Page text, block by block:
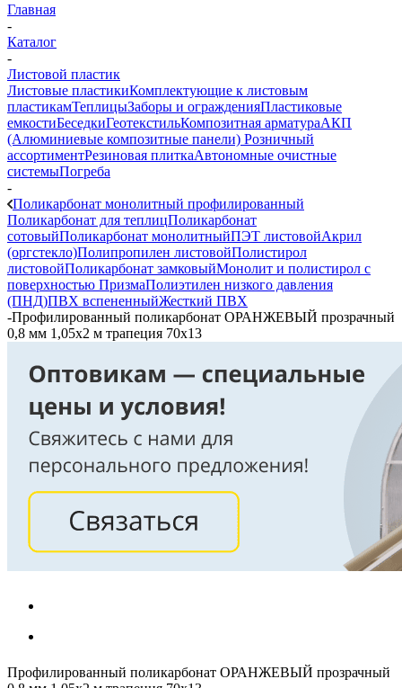
Главная
-
Каталог
-
Листовой пластик
Листовые пластикиКомплектующие к листовым
пластикамТеплицыЗаборы и огражденияПластиковые
емкостиБеседкиГеотекстильКомпозитная арматураАКП
(Алюминиевые композитные панели) Розничный
ассортиментРезиновая плиткаАвтономные очистные
системыПогреба
-
Поликарбонат монолитный профилированный
Поликарбонат для теплицПоликарбонат
сотовыйПоликарбонат монолитныйПЭТ листовойАкрил
(оргстекло)Полипропилен листовойПолистирол
листовойПоликарбонат замковыйМонолит и полистирол с
поверхностью ПризмаПолиэтилен низкого давления
(ПНД)ПВХ вспененныйЖесткий ПВХ
-Профилированный поликарбонат ОРАНЖЕВЫЙ прозрачный
0,8 мм 1,05х2 м трапеция 70х13
Профилированный поликарбонат ОРАНЖЕВЫЙ прозрачный